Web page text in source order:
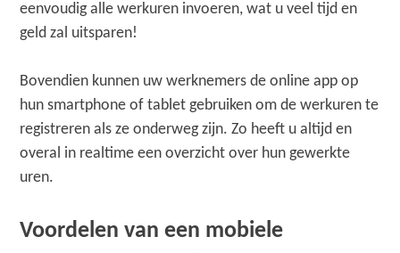
eenvoudig alle werkuren invoeren, wat u veel tijd en
geld zal uitsparen!
Bovendien kunnen uw werknemers de online app op
hun smartphone of tablet gebruiken om de werkuren te
registreren als ze onderweg zijn. Zo heeft u altijd en
overal in realtime een overzicht over hun gewerkte
uren.
Voordelen van een mobiele